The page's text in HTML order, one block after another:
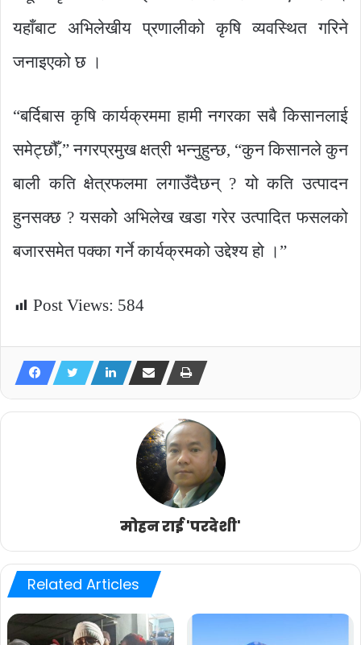
यहाँबाट अभिलेखीय प्रणालीको कृषि व्यवस्थित गरिने
जनाइएको छ ।
“बर्दिबास कृषि कार्यक्रममा हामी नगरका सबै किसानलाई
समेट्छौँ,” नगरप्रमुख क्षत्री भन्नुहुन्छ, “कुन किसानले कुन
बाली कति क्षेत्रफलमा लगाउँदैछन् ? यो कति उत्पादन
हुनसक्छ ? यसकोे अभिलेख खडा गरेर उत्पादित फसलको
बजारसमेत पक्का गर्ने कार्यक्रमको उद्देश्य हो ।”
Post Views: 584
मोहन राई 'परदेशी'
Related Articles